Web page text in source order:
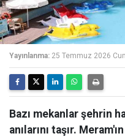
Yayınlanma: 25 Temmuz 2026
Bazı mekanlar şehrin
anılarını taşır.